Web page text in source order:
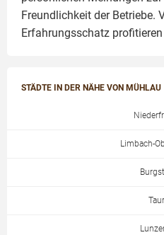
Freundlichkeit der Betriebe.
Erfahrungsschatz
STÄDTE IN DER NÄHE VON MÜHLAU
Limbach-